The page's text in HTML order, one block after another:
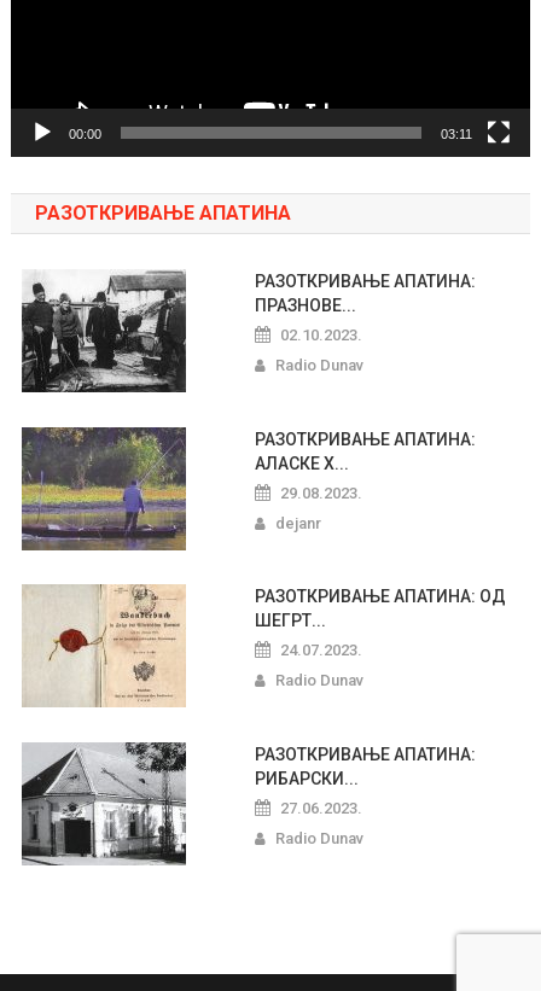
00:00 03:11
РАЗОТКРИВАЊЕ АПАТИНА
РАЗОТКРИВАЊЕ АПАТИНА:
ПРАЗНОВЕ...
02.10.2023.
Radio Dunav
РАЗОТКРИВАЊЕ АПАТИНА:
АЛАСКЕ Х...
29.08.2023.
dejanr
РАЗОТКРИВАЊЕ АПАТИНА: ОД
ШЕГРТ...
24.07.2023.
Radio Dunav
РАЗОТКРИВАЊЕ АПАТИНА:
РИБАРСКИ...
27.06.2023.
Radio Dunav